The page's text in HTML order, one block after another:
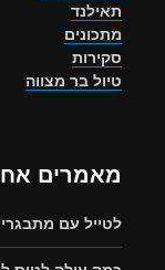
תאילנד
מתכונים
סקירות
טיול בר מצווה
מאמרים
לטייל עם